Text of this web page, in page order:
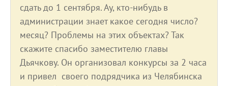
сдать до 1 сентября. Ау, кто-нибудь в
администрации знает какое сегодня число?
месяц? Проблемы на этих объектах? Так
скажите спасибо заместителю главы
Дьячкову. Он организовал конкурсы за 2 часа
и привел своего подрядчика из Челябинска